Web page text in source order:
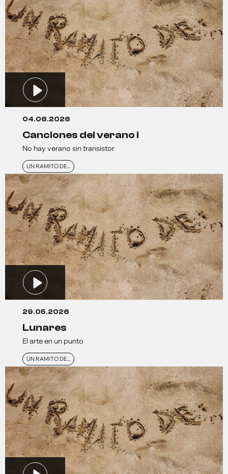
04.06.2026
canciones del verano i
No hay verano sin transistor
UN RAMITO DE...
29.05.2026
lunares
El arte en un punto
UN RAMITO DE...